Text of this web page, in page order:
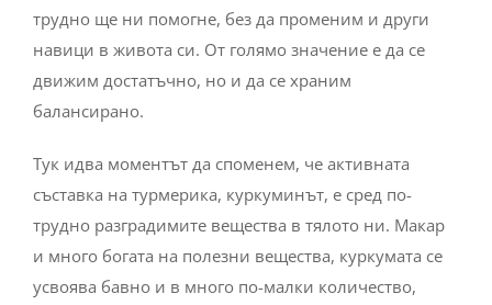
трудно ще ни помогне, без да променим и други
навици в живота си. От голямо значение е да се
движим достатъчно, но и да се храним
балансирано.
Тук идва моментът да споменем, че активната
съставка на турмерика, куркуминът, е сред по-
трудно разградимите вещества в тялото ни. Макар
и много богата на полезни вещества, куркумата се
усвоява бавно и в много по-малки количество,